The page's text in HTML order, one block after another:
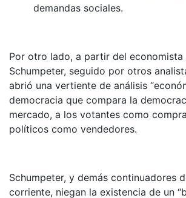
demandas sociales.
Por otro lado, a partir del economista
Schumpeter, seguido por otros
abrió una vertiente de análisis
democracia que compara la
mercado, a los votantes como
políticos como vendedores.
Schumpeter, y demás continuadores
corriente, niegan la existencia de un